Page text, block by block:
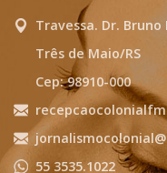
Travessa. Dr. Bruno
Três de Maio/RS
Cep: 98910-000
55 3535.1022